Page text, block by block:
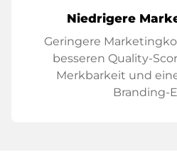
Niedrigere
Geringere
besseren Quality-
Merkbarkeit und
Branding-